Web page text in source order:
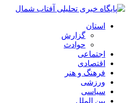
استان
گزارش
حوادث
اجتماعی
اقتصادی
فرهنگ و هنر
ورزشی
سیاسی
بین الملل